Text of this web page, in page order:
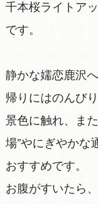
千本桜ライトア
です。
静かな嬬恋鹿沢
帰りにはのんび
景色に触れ、ま
場”やにぎやかな
おすすめです。
お腹がすいたら